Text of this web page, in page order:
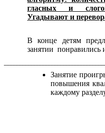
гласных и
Угадывают и
В конце детям
занятии понравились
Занятие
повышения
каждому